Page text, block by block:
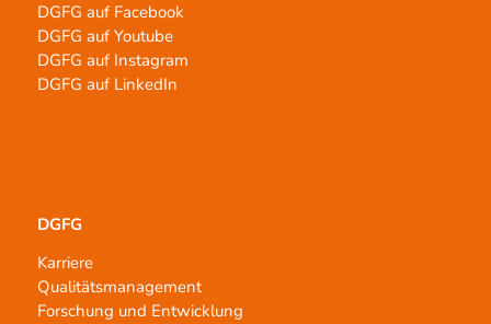
DGFG auf Facebook
DGFG auf Youtube
DGFG auf Instagram
DGFG auf LinkedIn
DGFG
Karriere
Qualitätsmanagement
Forschung und Entwicklung